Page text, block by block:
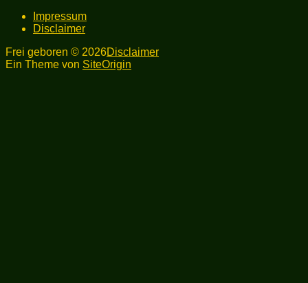
Impressum
Disclaimer
Frei geboren © 2026Disclaimer
Ein Theme von SiteOrigin